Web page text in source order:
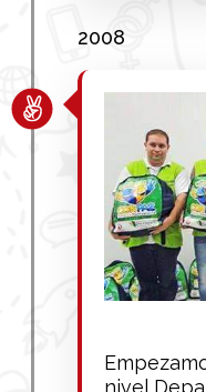
2008
nivel